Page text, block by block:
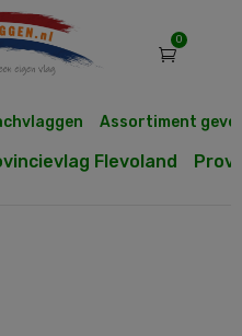
0
Assortiment
Flevoland